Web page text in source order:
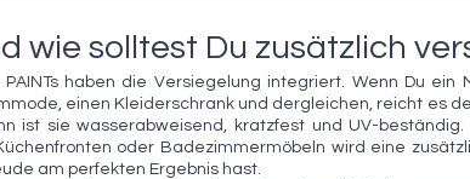
wie solltest Du zusätzlich
PAINTs haben die Versiegelung integriert. Wenn Du
einen Kleiderschrank und dergleichen, reicht es
ist sie wasserabweisend, kratzfest und UV-
oder Badezimmermöbeln wird eine
am perfekten Ergebnis hast.